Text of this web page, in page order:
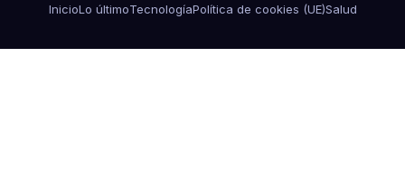
InicioLo últimoTecnologíaPolítica de cookies (UE)Salud